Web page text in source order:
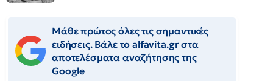
Μάθε πρώτος όλες τις σημαντικές
ειδήσεις. Βάλε το alfavita.gr στα
αποτελέσματα αναζήτησης της
Google